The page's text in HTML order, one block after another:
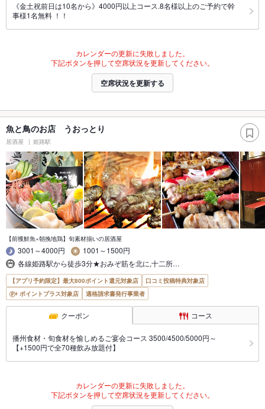
《金土祝前日は10名から》4000円以上コース.8名様以上のご予約で幹
事様1名無料 ！！
カレンダーの更新に失敗しました。
下記ボタンを押して空席状況を更新してください。
空席状況を更新する
魚と鳥のお店 うおっとり
居酒屋 姫路駅
【前獲鮮魚×朝挽地鶏】旬素材揃いの居酒屋
3001～4000円
1001～1500円
各線姫路駅から徒歩3分★おみぞ筋を北に,十二所…
【アプリ予約限定】最大800ポイント還元対象店
口コミ投稿特典対象店
ポイントプラス対象店
適格請求書発行事業者
クーポン コース
播州食材・旬食材を愉しめるご宴会コース 3500/4500/5000円～
【+1500円で全70種飲み放題付】
カレンダーの更新に失敗しました。
下記ボタンを押して空席状況を更新してください。